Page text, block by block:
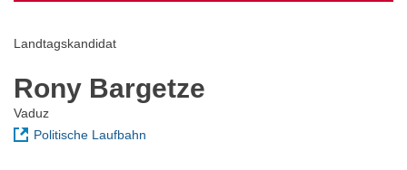
Landtagskandidat
Rony Bargetze
Vaduz
Politische Laufbahn